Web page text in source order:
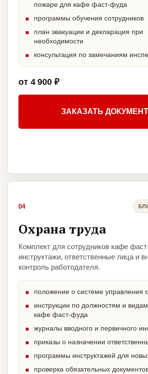
пожаре для кафе фаст-фуда
программы обучения сотрудников
план эвакуации и декларация при
необходимости
консультация по замечаниям
от 4 900 ₽
ЗАКАЗАТЬ
04
Охрана труда
Комплект для сотрудников кафе
инструктажи, ответственные лица и
контроль работодателя.
положение о системе управления
инструкции по должностям и
кафе фаст-фуда
журналы вводного и первичного
приказы о назначении
программы инструктажей для
проверка обязательных